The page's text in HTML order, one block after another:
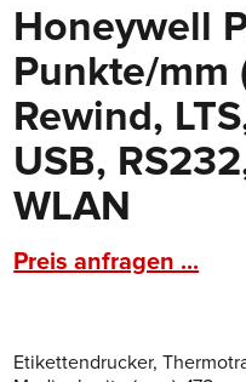
Honeywell
Punkte/mm
Rewind,
USB,
WLAN
Preis anfragen ...
Etikettendrucker,